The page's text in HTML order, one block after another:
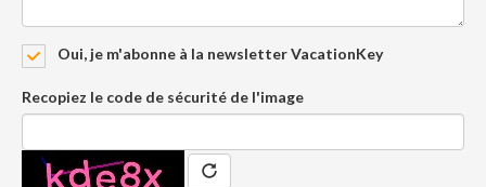
Oui, je m'abonne à la newsletter VacationKey
Recopiez le code de sécurité de l'image